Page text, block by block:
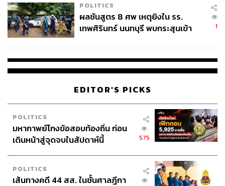
POLITICS
ผลชันสูตร 8 ศพ เหตุยิงใน รร.
เทพศิรินทร์ นนทบุรี พบกระสุนเข้า
1
EDITOR'S PICKS
POLITICS
มหากาพย์โกงข้อสอบท้องถิ่น ก่อน
เดินหน้าสู่จุดจบในสัปดาห์นี้
575
POLITICS
เส้นทางคดี 44 สส. ในชั้นศาลฎีกา